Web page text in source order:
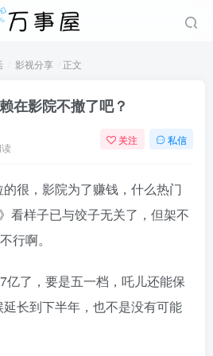
影视分享 正文
在影院不撤了吧？
关注 私信
很，影院为了赚钱，什么热门
看样子已与饺子无关了，但架不
行啊。
亿了，要是五一档，吒儿还能保
长到下半年，也不是没有可能